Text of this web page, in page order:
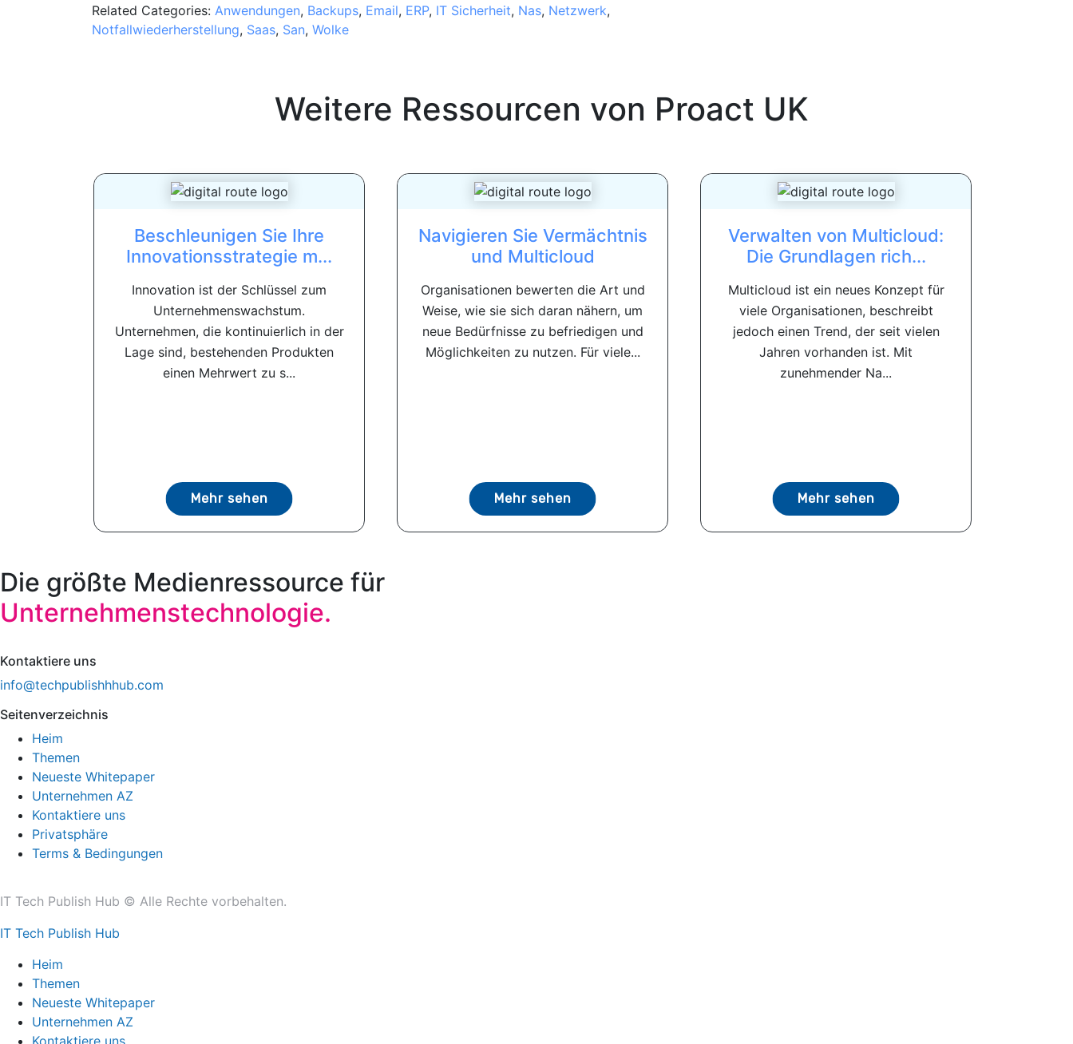
Related Categories: Anwendungen, Backups, Email, ERP, IT Sicherheit, Nas, Netzwerk,
Notfallwiederherstellung, Saas, San, Wolke
Weitere Ressourcen von Proact UK
Beschleunigen Sie Ihre
Innovationsstrategie m...
Innovation ist der Schlüssel zum
Unternehmenswachstum.
Unternehmen, die kontinuierlich in der
Lage sind, bestehenden Produkten
einen Mehrwert zu s...
Mehr sehen
Navigieren Sie Vermächtnis
und Multicloud
Organisationen bewerten die Art und
Weise, wie sie sich daran nähern, um
neue Bedürfnisse zu befriedigen und
Möglichkeiten zu nutzen. Für viele...
Mehr sehen
Verwalten von Multicloud:
Die Grundlagen rich...
Multicloud ist ein neues Konzept für
viele Organisationen, beschreibt
jedoch einen Trend, der seit vielen
Jahren vorhanden ist. Mit
zunehmender Na...
Mehr sehen
Die größte Medienressource für
Unternehmenstechnologie.
Kontaktiere uns
info@techpublishhhub.com
Seitenverzeichnis
Heim
Themen
Neueste Whitepaper
Unternehmen AZ
Kontaktiere uns
Privatsphäre
Terms & Bedingungen
IT Tech Publish Hub © Alle Rechte vorbehalten.
IT Tech Publish Hub
Heim
Themen
Neueste Whitepaper
Unternehmen AZ